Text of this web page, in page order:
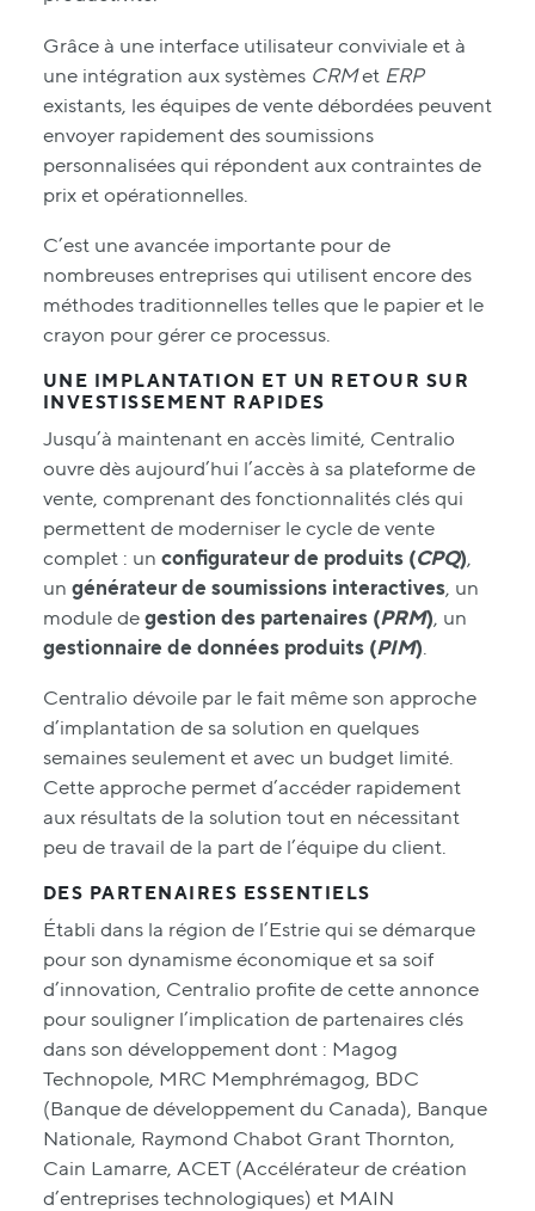
Grâce à une interface utilisateur conviviale et à
une intégration aux systèmes CRMet ERP
existants, les équipes de vente débordées peuvent
envoyer rapidement des soumissions
personnalisées qui répondent aux contraintes de
prix et opérationnelles.
C’est une avancée importante pour de
nombreuses entreprises qui utilisent encore des
méthodes traditionnelles telles que le papier et le
crayon pour gérer ce processus.
UNE IMPLANTATION ET UN RETOUR SUR
INVESTISSEMENT RAPIDES
Jusqu’à maintenant en accès limité, Centralio
ouvre dès aujourd’hui l’accès à sa plateforme de
vente, comprenant des fonctionnalités clés qui
permettent de moderniser le cycle de vente
complet : un configurateur de produits (CPQ),
un générateur de soumissions interactives, un
module degestion des partenaires (PRM), un
gestionnaire de données produits (PIM)
Centralio dévoile par le fait même son approche
d’implantation de sa solution en quelques
semaines seulement et avec un budget limité.
Cette approche permet d’accéder rapidement
aux résultats de la solution tout en nécessitant
peu de travail de la part de l’équipe du client.
DES PARTENAIRES ESSENTIELS
Établi dans la région de l’Estrie qui se démarque
pour son dynamisme économique et sa soif
d’innovation, Centralio profite de cette annonce
pour souligner l’implication de partenaires clés
dans son développement dont : Magog
Technopole, MRC Memphrémagog, BDC
(Banque de développement du Canada), Banque
Nationale, Raymond Chabot Grant Thornton,
Cain Lamarre, ACET (Accélérateur de création
d’entreprises technologiques) et MAIN